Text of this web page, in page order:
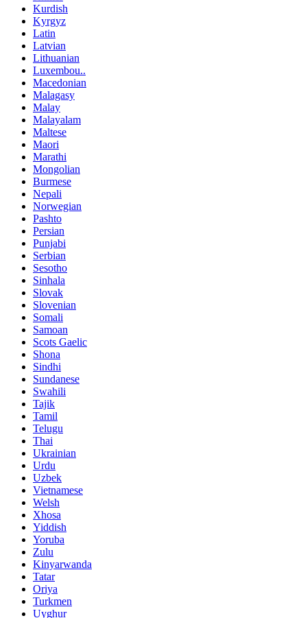
Kurdish
Kyrgyz
Latin
Latvian
Lithuanian
Luxembou..
Macedonian
Malagasy
Malay
Malayalam
Maltese
Maori
Marathi
Mongolian
Burmese
Nepali
Norwegian
Pashto
Persian
Punjabi
Serbian
Sesotho
Sinhala
Slovak
Slovenian
Somali
Samoan
Scots Gaelic
Shona
Sindhi
Sundanese
Swahili
Tajik
Tamil
Telugu
Thai
Ukrainian
Urdu
Uzbek
Vietnamese
Welsh
Xhosa
Yiddish
Yoruba
Zulu
Kinyarwanda
Tatar
Oriya
Turkmen
Uyghur